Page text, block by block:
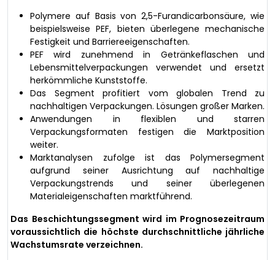
Polymere auf Basis von 2,5-Furandicarbonsäure, wie
beispielsweise PEF, bieten überlegene mechanische
Festigkeit und Barriereeigenschaften.
PEF wird zunehmend in Getränkeflaschen und
Lebensmittelverpackungen verwendet und ersetzt
herkömmliche Kunststoffe.
Das Segment profitiert vom globalen Trend zu
nachhaltigen Verpackungen. Lösungen großer Marken.
Anwendungen in flexiblen und starren
Verpackungsformaten festigen die Marktposition
weiter.
Marktanalysen zufolge ist das Polymersegment
aufgrund seiner Ausrichtung auf nachhaltige
Verpackungstrends und seiner überlegenen
Materialeigenschaften marktführend.
Das Beschichtungssegment wird im Prognosezeitraum
voraussichtlich die höchste durchschnittliche jährliche
Wachstumsrate verzeichnen.